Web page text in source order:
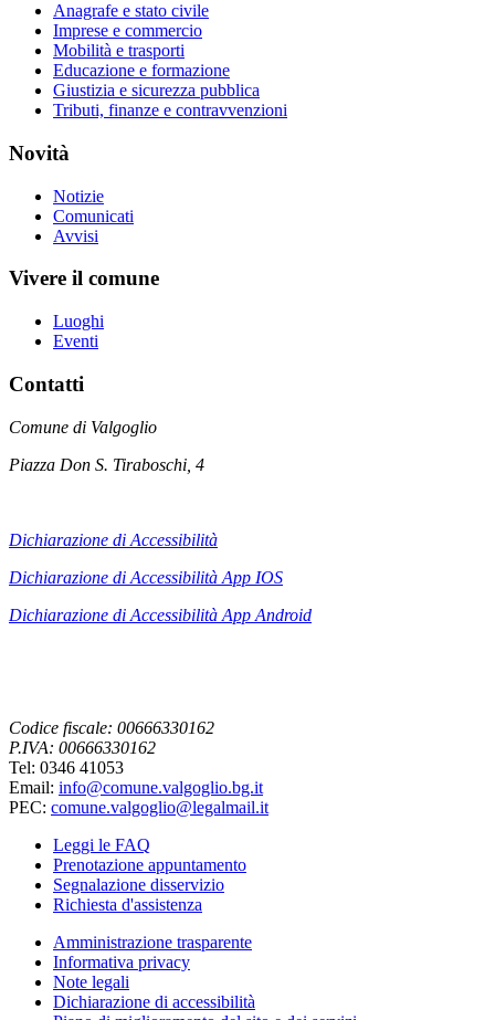
Anagrafe e stato civile
Imprese e commercio
Mobilità e trasporti
Educazione e formazione
Giustizia e sicurezza pubblica
Tributi, finanze e contravvenzioni
Novità
Notizie
Comunicati
Avvisi
Vivere il comune
Luoghi
Eventi
Contatti
Comune di Valgoglio
Piazza Don S. Tiraboschi, 4
Dichiarazione di Accessibilità
Dichiarazione di Accessibilità App IOS
Dichiarazione di Accessibilità App Android
Codice fiscale: 00666330162
P.IVA: 00666330162
Tel: 0346 41053
Email: info@comune.valgoglio.bg.it
PEC: comune.valgoglio@legalmail.it
Leggi le FAQ
Prenotazione appuntamento
Segnalazione disservizio
Richiesta d'assistenza
Amministrazione trasparente
Informativa privacy
Note legali
Dichiarazione di accessibilità